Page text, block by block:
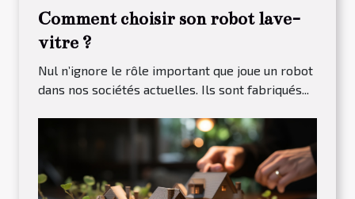
Comment choisir son robot lave-
vitre ?
Nul n’ignore le rôle important que joue un robot
dans nos sociétés actuelles. Ils sont fabriqués...